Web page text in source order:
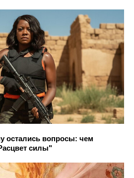
остались вопросы: чем
силы"